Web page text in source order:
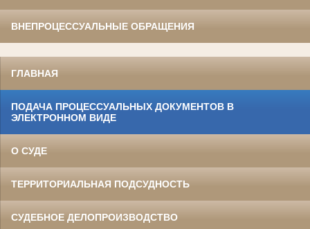
ВНЕПРОЦЕССУАЛЬНЫЕ ОБРАЩЕНИЯ
ГЛАВНАЯ
ПОДАЧА ПРОЦЕССУАЛЬНЫХ ДОКУМЕНТОВ В
ЭЛЕКТРОННОМ ВИДЕ
О СУДЕ
ТЕРРИТОРИАЛЬНАЯ ПОДСУДНОСТЬ
СУДЕБНОЕ ДЕЛОПРОИЗВОДСТВО